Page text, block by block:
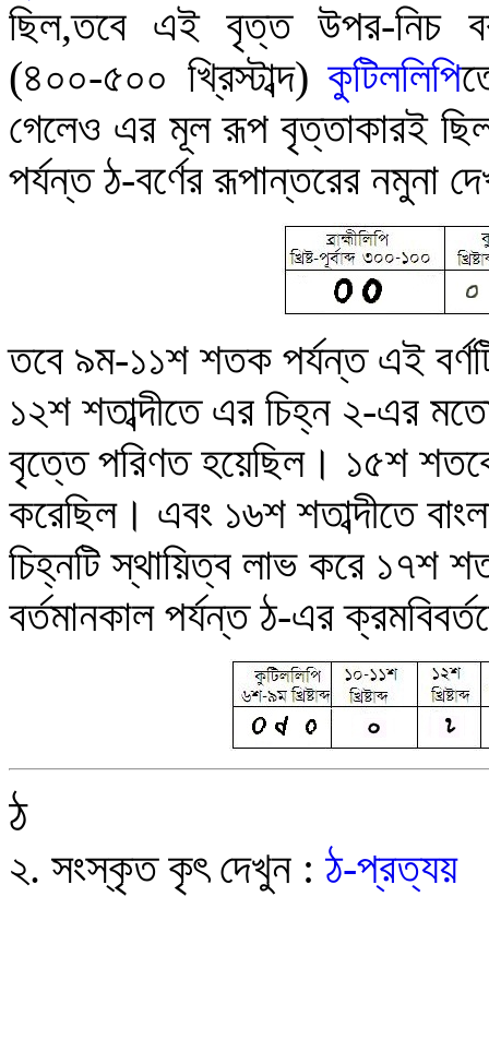
ছিল,তবে এই বৃত্ত উপর-নিচ
(৪০০-৫০০ খ্রিস্টাব্দ)কুটিললিপি
গেলেও এর মূল রূপ বৃত্তাকারই
পর্যন্ত ঠ-বর্ণের রূপান্তরের নমুনা
তবে ৯ম-১১শ শতক পর্যন্ত এই
১২শ শতাব্দীতে এর চিহ্ন ২-এর
বৃত্তে পরিণত হয়েছিল। ১৫শ
করেছিল। এবং ১৬শ শতাব্দীতে
চিহ্নটি স্থায়িত্ব লাভ করে ১৭শ
বর্তমানকাল পর্যন্ত ঠ-এর
ঠ
২. সংস্কৃত কৃৎ দেখুন : ঠ-প্রত্যয়